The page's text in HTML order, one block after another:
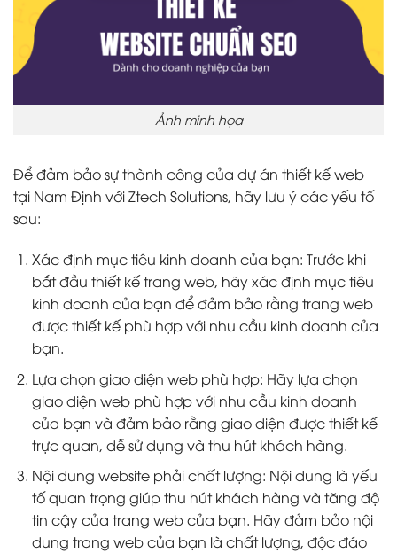
Ảnh minh họa
Để đảm bảo sự thành công của dự án thiết kế web
tại Nam Định với Ztech Solutions, hãy lưu ý các yếu tố
sau:
Xác định mục tiêu kinh doanh của bạn: Trước khi
bắt đầu thiết kế trang web, hãy xác định mục tiêu
kinh doanh của bạn để đảm bảo rằng trang web
được thiết kế phù hợp với nhu cầu kinh doanh của
bạn.
Lựa chọn giao diện web phù hợp: Hãy lựa chọn
giao diện web phù hợp với nhu cầu kinh doanh
của bạn và đảm bảo rằng giao diện được thiết kế
trực quan, dễ sử dụng và thu hút khách hàng.
Nội dung website phải chất lượng: Nội dung là yếu
tố quan trọng giúp thu hút khách hàng và tăng độ
tin cậy của trang web của bạn. Hãy đảm bảo nội
dung trang web của bạn là chất lượng, độc đáo